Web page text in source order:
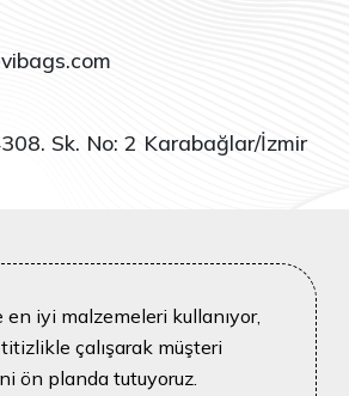
Sk. No: 2 Karabağlar/İzmir
en iyi malzemeleri kullanıyor,
çalışarak müşteri
ön planda tutuyoruz.